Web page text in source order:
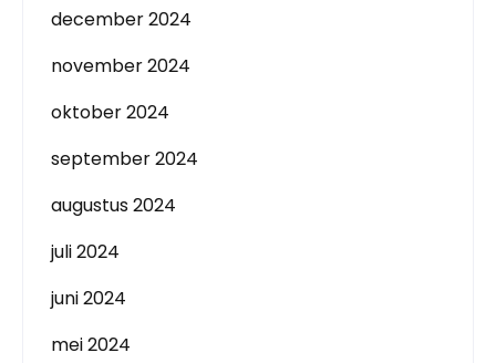
december 2024
november 2024
oktober 2024
september 2024
augustus 2024
juli 2024
juni 2024
mei 2024